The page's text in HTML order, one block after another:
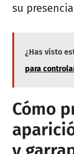
su
¿Has visto
para
Cómo